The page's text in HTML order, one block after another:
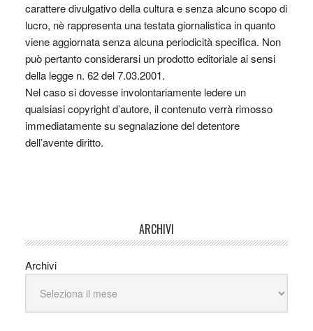
carattere divulgativo della cultura e senza alcuno scopo di
lucro, nè rappresenta una testata giornalistica in quanto
viene aggiornata senza alcuna periodicità specifica. Non
può pertanto considerarsi un prodotto editoriale ai sensi
della legge n. 62 del 7.03.2001.
Nel caso si dovesse involontariamente ledere un
qualsiasi copyright d’autore, il contenuto verrà rimosso
immediatamente su segnalazione del detentore
dell’avente diritto.
ARCHIVI
Archivi